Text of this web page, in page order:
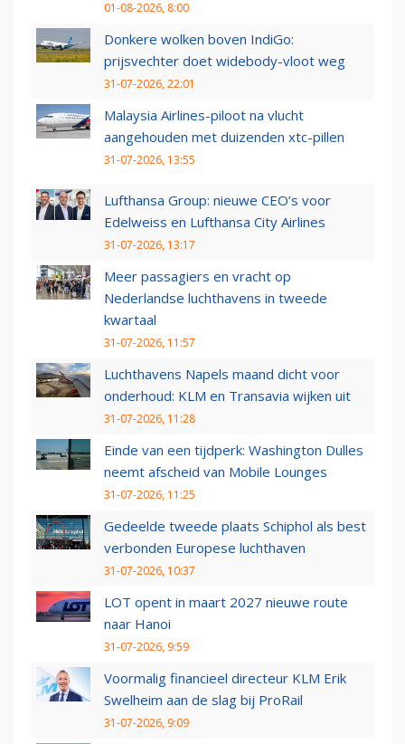
01-08-2026, 8:00
Donkere wolken boven IndiGo:
prijsvechter doet widebody-vloot weg
31-07-2026, 22:01
Malaysia Airlines-piloot na vlucht
aangehouden met duizenden xtc-pillen
31-07-2026, 13:55
Lufthansa Group: nieuwe CEO’s voor
Edelweiss en Lufthansa City Airlines
31-07-2026, 13:17
Meer passagiers en vracht op
Nederlandse luchthavens in tweede
kwartaal
31-07-2026, 11:57
Luchthavens Napels maand dicht voor
onderhoud: KLM en Transavia wijken uit
31-07-2026, 11:28
Einde van een tijdperk: Washington Dulles
neemt afscheid van Mobile Lounges
31-07-2026, 11:25
Gedeelde tweede plaats Schiphol als best
verbonden Europese luchthaven
31-07-2026, 10:37
LOT opent in maart 2027 nieuwe route
naar Hanoi
31-07-2026, 9:59
Voormalig financieel directeur KLM Erik
Swelheim aan de slag bij ProRail
31-07-2026, 9:09